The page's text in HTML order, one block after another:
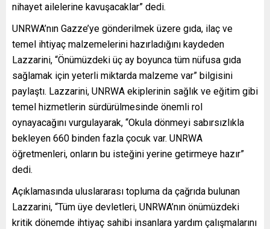
nihayet ailelerine kavuşacaklar” dedi.
UNRWA’nın Gazze’ye gönderilmek üzere gıda, ilaç ve
temel ihtiyaç malzemelerini hazırladığını kaydeden
Lazzarini, “Önümüzdeki üç ay boyunca tüm nüfusa gıda
sağlamak için yeterli miktarda malzeme var” bilgisini
paylaştı. Lazzarini, UNRWA ekiplerinin sağlık ve eğitim gibi
temel hizmetlerin sürdürülmesinde önemli rol
oynayacağını vurgulayarak, “Okula dönmeyi sabırsızlıkla
bekleyen 660 binden fazla çocuk var. UNRWA
öğretmenleri, onların bu isteğini yerine getirmeye hazır”
dedi.
Açıklamasında uluslararası topluma da çağrıda bulunan
Lazzarini, “Tüm üye devletleri, UNRWA’nın önümüzdeki
kritik dönemde ihtiyaç sahibi insanlara yardım çalışmalarını